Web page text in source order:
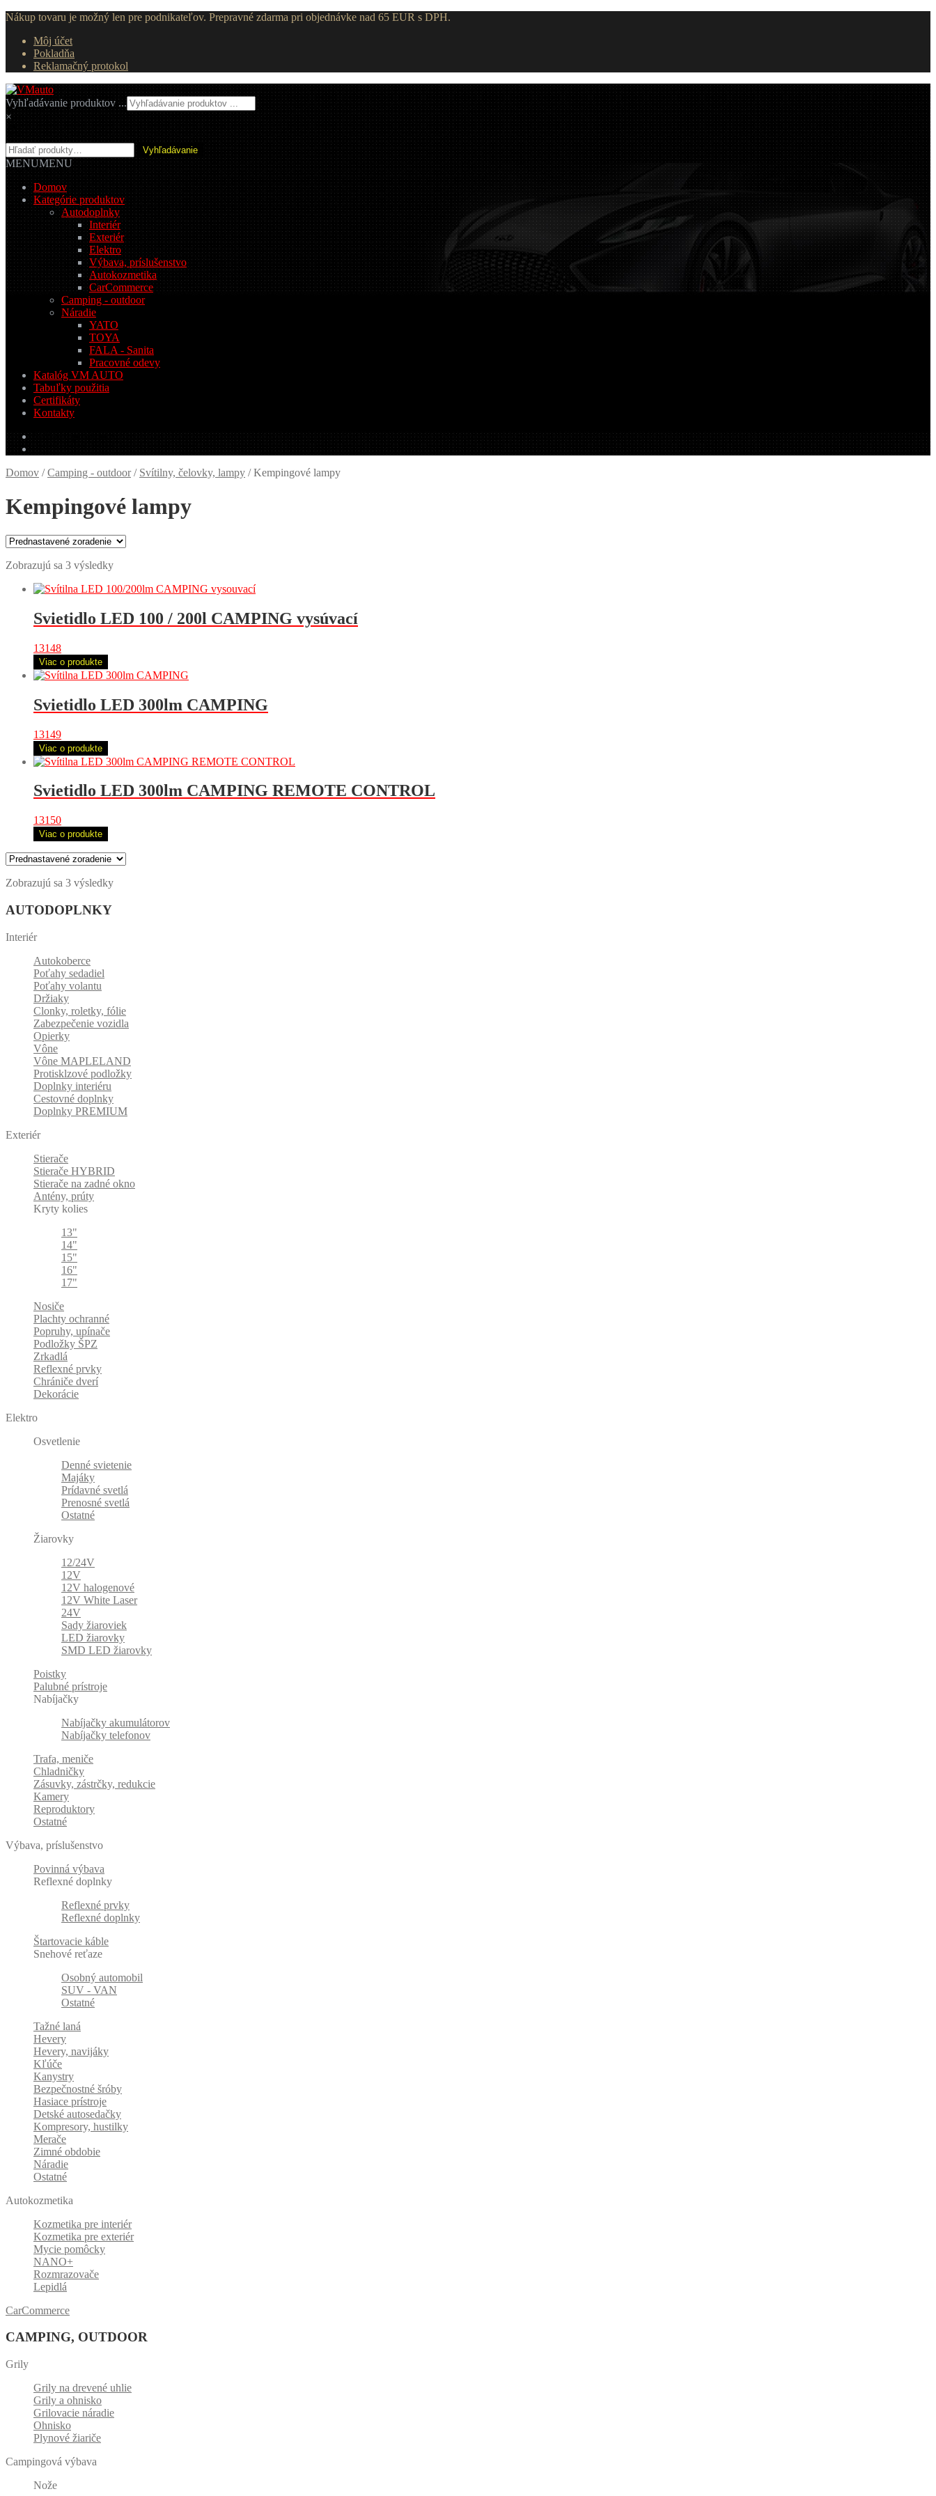
Nákup tovaru je možný len pre podnikateľov. Prepravné zdarma pri objednávke nad 65 EUR s DPH.
Môj účet
Pokladňa
Reklamačný protokol
Preskočiť
na
navigáciu
Preskočiť
na
obsah
Vyhľadávanie produktov ...
×
Hľadať: Vyhľadávanie
MENUMENU
Domov
Kategórie produktov
Autodoplnky
Interiér
Exteriér
Elektro
Výbava, príslušenstvo
Autokozmetika
CarCommerce
Camping - outdoor
Náradie
YATO
TOYA
FALA - Sanita
Pracovné odevy
Katalóg VM AUTO
Tabuľky použitia
Certifikáty
Kontakty
0.00 € 0 produktov
Domov /Camping - outdoor/ Svítilny, čelovky, lampy /Kempingové lampy
Kempingové lampy
Zobrazujú sa 3 výsledky
Svietidlo LED 100 / 200l CAMPING vysúvací
13148
Viac o produkte
Svietidlo LED 300lm CAMPING
13149
Viac o produkte
Svietidlo LED 300lm CAMPING REMOTE CONTROL
13150
Viac o produkte
Zobrazujú sa 3 výsledky
AUTODOPLNKY
Interiér
Autokoberce
Poťahy sedadiel
Poťahy volantu
Držiaky
Clonky, roletky, fólie
Zabezpečenie vozidla
Opierky
Vône
Vône MAPLELAND
Protisklzové podložky
Doplnky interiéru
Cestovné doplnky
Doplnky PREMIUM
Exteriér
Stierače
Stierače HYBRID
Stierače na zadné okno
Antény, prúty
Kryty kolies
13"
14"
15"
16"
17"
Nosiče
Plachty ochranné
Popruhy, upínače
Podložky ŠPZ
Zrkadlá
Reflexné prvky
Chrániče dverí
Dekorácie
Elektro
Osvetlenie
Denné svietenie
Majáky
Prídavné svetlá
Prenosné svetlá
Ostatné
Žiarovky
12/24V
12V
12V halogenové
12V White Laser
24V
Sady žiaroviek
LED žiarovky
SMD LED žiarovky
Poistky
Palubné prístroje
Nabíjačky
Nabíjačky akumulátorov
Nabíjačky telefonov
Trafa, meniče
Chladničky
Zásuvky, zástrčky, redukcie
Kamery
Reproduktory
Ostatné
Výbava, príslušenstvo
Povinná výbava
Reflexné doplnky
Reflexné prvky
Reflexné doplnky
Štartovacie káble
Snehové reťaze
Osobný automobil
SUV - VAN
Ostatné
Tažné laná
Hevery
Hevery, navijáky
Kľúče
Kanystry
Bezpečnostné šróby
Hasiace prístroje
Detské autosedačky
Kompresory, hustilky
Merače
Zimné obdobie
Náradie
Ostatné
Autokozmetika
Kozmetika pre interiér
Kozmetika pre exteriér
Mycie pomôcky
NANO+
Rozmrazovače
Lepidlá
CarCommerce
CAMPING, OUTDOOR
Grily
Grily na drevené uhlie
Grily a ohnisko
Grilovacie náradie
Ohnisko
Plynové žiariče
Campingová výbava
Nože